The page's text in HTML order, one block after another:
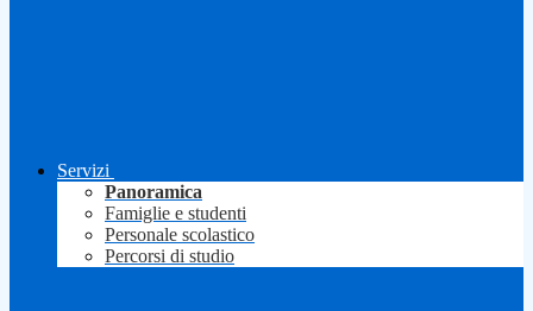
Servizi
Panoramica
Famiglie e studenti
Personale scolastico
Percorsi di studio